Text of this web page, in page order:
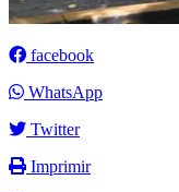
facebook
WhatsApp
Twitter
Imprimir